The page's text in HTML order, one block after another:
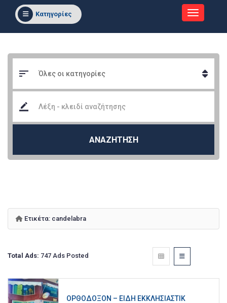
Κατηγορίες
ΑΝΑΖΗΤΗΣΗ
Ετικέτα: candelabra
Total Ads: 747 Ads Posted
ΟΡΘΌΔΟΞΟΝ – ΕΊΔΗ ΕΚΚΛΗΣΙΑΣΤΙΚ